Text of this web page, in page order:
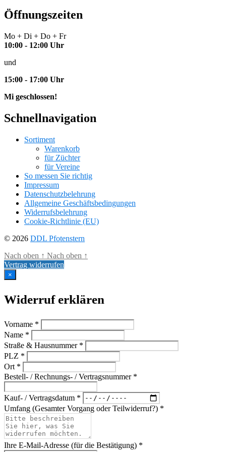
Öffnungszeiten
Mo + Di + Do + Fr
10:00 - 12:00 Uhr
und
15:00 - 17:00 Uhr
Mi geschlossen!
Schnellnavigation
Sortiment
Warenkorb
für Züchter
für Vereine
So messen Sie richtig
Impressum
Datenschutzbelehrung
Allgemeine Geschäftsbedingungen
Widerrufsbelehrung
Cookie-Richtlinie (EU)
© 2026 DDL Pfotenstern
Nach oben ↑ Nach oben ↑
Vertrag widerrufen
×
Widerruf erklären
Vorname *
Name *
Straße & Hausnummer *
PLZ *
Ort *
Bestell- / Rechnungs- / Vertragsnummer *
Kauf- / Vertragsdatum *
Umfang (Gesamter Vorgang oder Teilwiderruf?) *
Ihre E-Mail-Adresse (für die Bestätigung) *